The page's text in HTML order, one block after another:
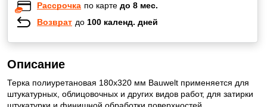
Рассрочка по карте до 8 мес.
Возврат до 100 календ. дней
Описание
Терка полиуретановая 180х320 мм Bauwelt применяется для
штукатурных, облицовочных и других видов работ, для затирки